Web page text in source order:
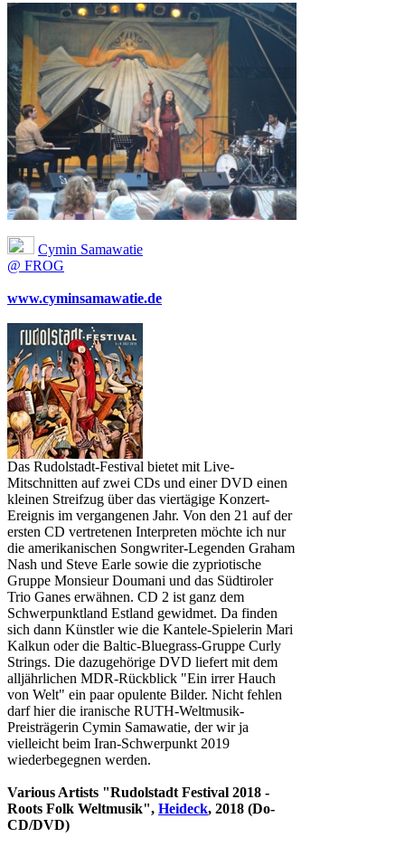
Cymin Samawatie
@ FROG
www.cyminsamawatie.de
Das Rudolstadt-Festival bietet mit Live-
Mitschnitten auf zwei CDs und einer DVD einen
kleinen Streifzug über das viertägige Konzert-
Ereignis im vergangenen Jahr. Von den 21 auf der
ersten CD vertretenen Interpreten möchte ich nur
die amerikanischen Songwriter-Legenden Graham
Nash und Steve Earle sowie die zypriotische
Gruppe Monsieur Doumani und das Südtiroler
Trio Ganes erwähnen. CD 2 ist ganz dem
Schwerpunktland Estland gewidmet. Da finden
sich dann Künstler wie die Kantele-Spielerin Mari
Kalkun oder die Baltic-Bluegrass-Gruppe Curly
Strings. Die dazugehörige DVD liefert mit dem
alljährlichen MDR-Rückblick "Ein irrer Hauch
von Welt" ein paar opulente Bilder. Nicht fehlen
darf hier die iranische RUTH-Weltmusik-
Preisträgerin Cymin Samawatie, der wir ja
vielleicht beim Iran-Schwerpunkt 2019
wiederbegegnen werden.
Various Artists "Rudolstadt Festival 2018 -
Roots Folk Weltmusik", Heideck, 2018 (Do-
CD/DVD)